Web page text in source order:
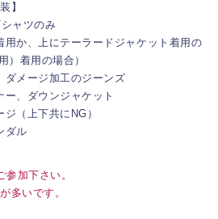
】
シャツのみ
用か、上にテーラードジャケット着用の
）着用の場合）
ダメージ加工のジーンズ
ー、ダウンジャケット
ジ（上下共にNG）
ダル
参加下さい。
多いです。